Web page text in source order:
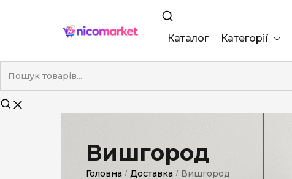
Каталог Категорії
Вишгород
Головна / Доставка / Вишгород